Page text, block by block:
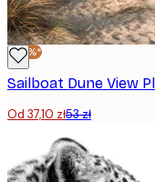
-30%*
Sailboat Dune View
Od 37,10 zł53 zł